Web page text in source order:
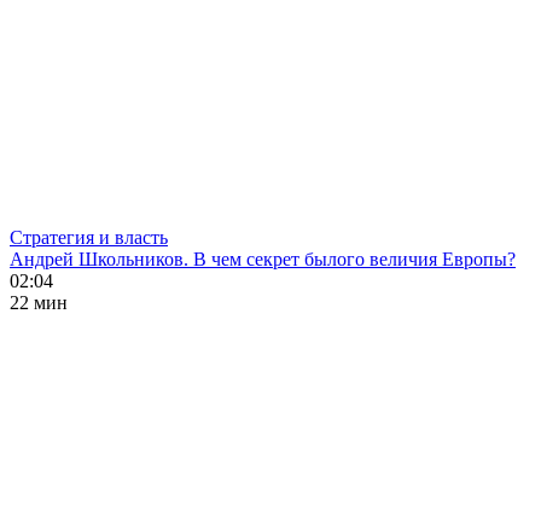
Стратегия и власть
Андрей Школьников. В чем секрет былого величия Европы?
02:04
22 мин